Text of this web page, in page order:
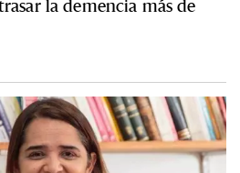
la demencia más de